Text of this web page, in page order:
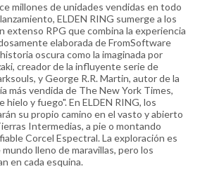
millones de unidades vendidas en todo
ELDEN RING sumerge a los
extenso RPG que combina la experiencia
elaborada de FromSoftware
oscura como la imaginada por
creador de la influyente serie de
y George R.R. Martin, autor de la
más vendida de The New York Times,
hielo y fuego". En ELDEN RING, los
su propio camino en el vasto y abierto
Intermedias, a pie o montando
Corcel Espectral. La exploración es
lleno de maravillas, pero los
en cada esquina.